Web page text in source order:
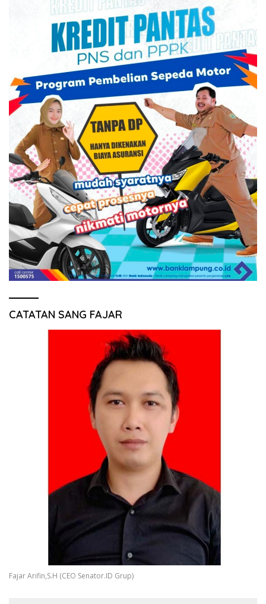
CATATAN SANG FAJAR
Fajar Arifin,S.H (CEO Senator.ID Grup)